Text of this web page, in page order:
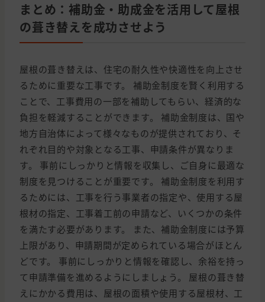
まとめ：補助金・助成金を活用して屋根
の葺き替えを成功させよう
屋根の葺き替えは、住宅の耐久性や快適性を向上させ
るために重要な工事です。 補助金制度を賢く利用する
ことで、工事費用の一部を補助してもらい、経済的な
負担を軽減することができます。 補助金制度は、国や
地方自治体によって様々なものが提供されており、そ
れぞれ目的や対象となる工事、申請条件が異なりま
す。 事前にしっかりと情報を収集し、ご自身に最適な
制度を見つけることが重要です。 補助金制度を利用す
るためには、工事を行う事業者の指定や、使用する屋
根材の指定、工事着工前の申請など、いくつかの条件
を満たす必要があります。 また、補助金制度には予算
上限があり、申請期間が定められている場合がほとん
どです。 事前にしっかりと情報を確認し、余裕を持っ
て申請準備を進めるようにしましょう。 屋根の葺き替
えにかかる費用は、屋根の面積や使用する屋根材、工